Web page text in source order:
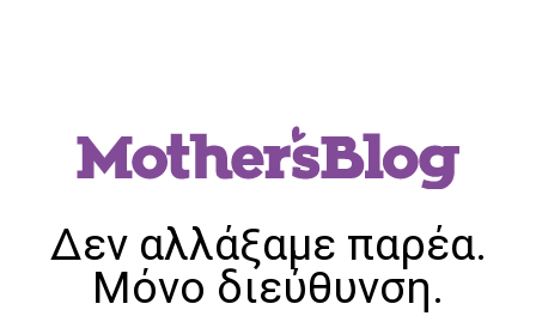
Δεν αλλάξαμε παρέα.
Μόνο διεύθυνση.